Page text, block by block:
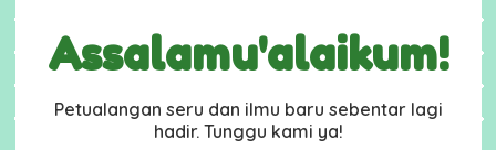
Assalamu'alaikum!
Petualangan seru dan ilmu baru sebentar lagi
hadir. Tunggu kami ya!